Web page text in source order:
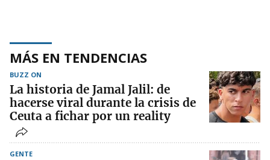
MÁS EN TENDENCIAS
BUZZ ON
La historia de Jamal Jalil: de
hacerse viral durante la crisis de
Ceuta a fichar por un reality
GENTE